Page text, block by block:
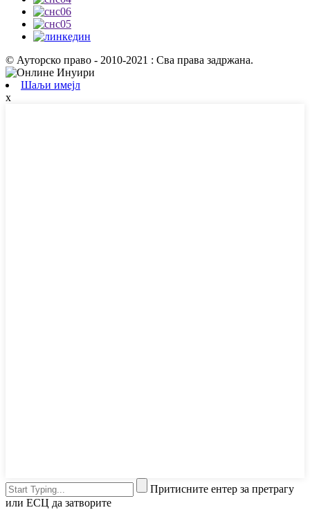
© Ауторско право - 2010-2021 : Сва права задржана.
Шаљи имејл
x
Притисните ентер за претрагу
или ЕСЦ да затворите